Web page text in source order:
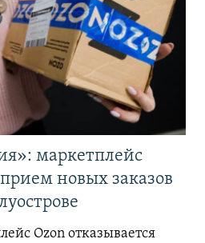
маркетплейс
новых заказов
Ozon отказывается